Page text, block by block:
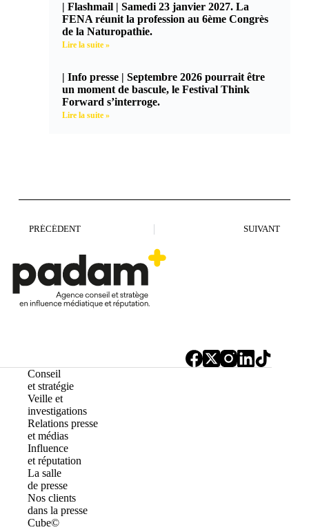
| Flashmail | Samedi 23 janvier 2027. La
FENA réunit la profession au 6ème Congrès
de la Naturopathie.
Lire la suite »
| Info presse | Septembre 2026 pourrait être
un moment de bascule, le Festival Think
Forward s’interroge.
Lire la suite »
PRÉCÉDENT SUIVANT
Conseil
et stratégie
Veille et
investigations
Relations presse
et médias
Influence
et réputation
La salle
de presse
Nos clients
dans la presse
Cube©